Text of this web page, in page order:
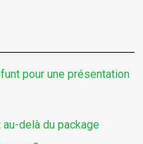
pour une présentation
delà du package